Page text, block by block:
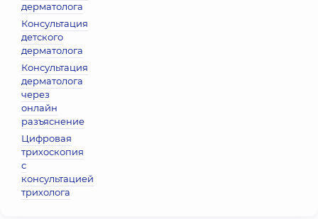
дерматолога
Консультация
детского
дерматолога
Консультация
дерматолога
через
онлайн
разъяснение
Цифровая
трихоскопия
с
консультацией
трихолога